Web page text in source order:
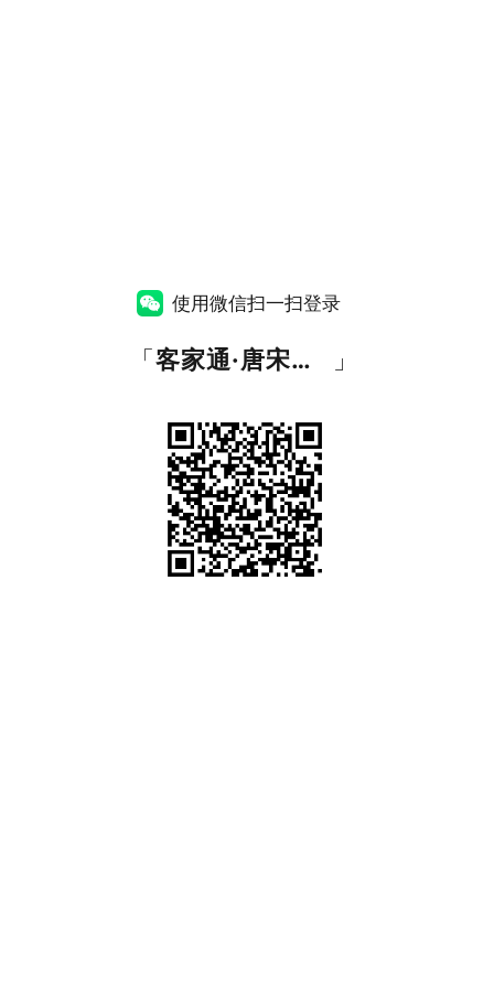
使用微信扫一扫登录
「 客家通·唐宋音网 」